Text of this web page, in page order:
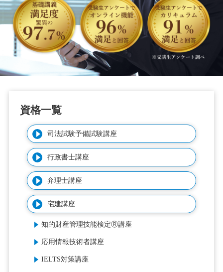
資格一覧
司法試験予備試験講座
行政書士講座
弁理士講座
宅建講座
知的財産管理技能検定Ⓡ講座
応用情報技術者講座
IELTS対策講座